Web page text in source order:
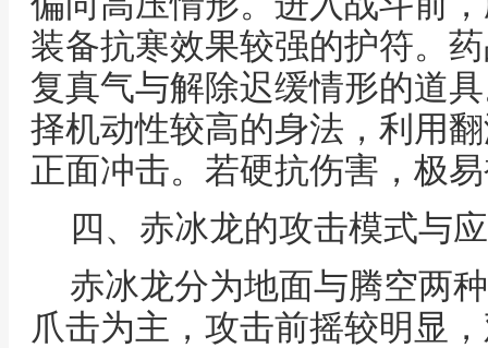
装备抗寒效果较强的护符。
复真气与解除迟缓情形的道
择机动性较高的身法，利用
正面冲击。若硬抗伤害，极
四、赤冰龙的攻击模式与
赤冰龙分为地面与腾空两
爪击为主，攻击前摇较明显